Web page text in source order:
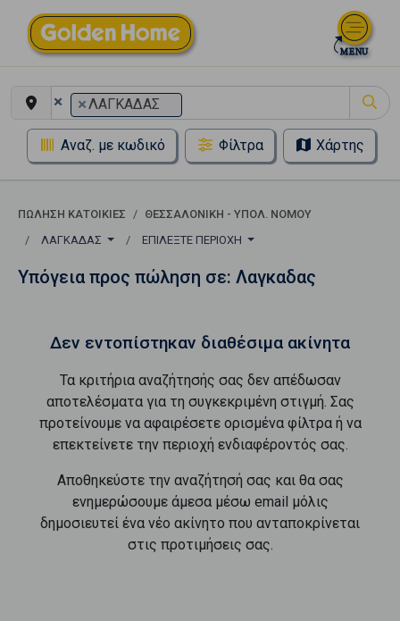
× ×ΛΑΓΚΑΔΑΣ
Αναζ. με κωδικό Φίλτρα Χάρτης
ΠΏΛΗΣΗ ΚΑΤΟΙΚΊΕΣ
ΘΕΣΣΑΛΟΝΙΚΗ - ΥΠΟΛ. ΝΟΜΟΥ
ΛΑΓΚΑΔΑΣ
ΕΠΙΛΈΞΤΕ ΠΕΡΙΟΧΉ
Υπόγεια προς πώληση σε: Λαγκαδας
Δεν εντοπίστηκαν διαθέσιμα ακίνητα
Τα κριτήρια αναζήτησής σας δεν απέδωσαν
αποτελέσματα για τη συγκεκριμένη στιγμή. Σας
προτείνουμε να αφαιρέσετε ορισμένα φίλτρα ή να
επεκτείνετε την περιοχή ενδιαφέροντός σας.
Αποθηκεύστε την αναζήτησή σας και θα σας
ενημερώσουμε άμεσα μέσω email μόλις
δημοσιευτεί ένα νέο ακίνητο που ανταποκρίνεται
στις προτιμήσεις σας.